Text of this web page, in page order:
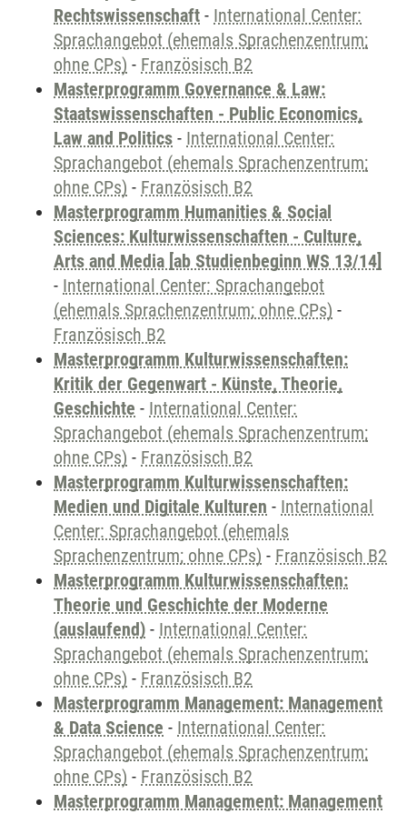
Rechtswissenschaft - International Center:
Sprachangebot (ehemals Sprachenzentrum;
ohne CPs) - Französisch B2
Masterprogramm Governance & Law:
Staatswissenschaften - Public Economics,
Law and Politics - International Center:
Sprachangebot (ehemals Sprachenzentrum;
ohne CPs) - Französisch B2
Masterprogramm Humanities & Social
Sciences: Kulturwissenschaften - Culture,
Arts and Media [ab Studienbeginn WS 13/14]
- International Center: Sprachangebot
(ehemals Sprachenzentrum; ohne CPs) -
Französisch B2
Masterprogramm Kulturwissenschaften:
Kritik der Gegenwart - Künste, Theorie,
Geschichte - International Center:
Sprachangebot (ehemals Sprachenzentrum;
ohne CPs) - Französisch B2
Masterprogramm Kulturwissenschaften:
Medien und Digitale Kulturen - International
Center: Sprachangebot (ehemals
Sprachenzentrum; ohne CPs) - Französisch B2
Masterprogramm Kulturwissenschaften:
Theorie und Geschichte der Moderne
(auslaufend) - International Center:
Sprachangebot (ehemals Sprachenzentrum;
ohne CPs) - Französisch B2
Masterprogramm Management: Management
& Data Science - International Center:
Sprachangebot (ehemals Sprachenzentrum;
ohne CPs) - Französisch B2
Masterprogramm Management: Management